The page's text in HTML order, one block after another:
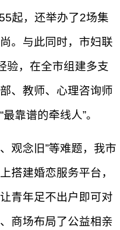
起，还举办了2场集
。与此同时，市妇联
验，在全市组建多支
、教师、心理咨询师
靠谱的牵线人”。
观念旧”等难题，我市
搭建婚恋服务平台，
青年足不出户即可对
商场布局了公益相亲